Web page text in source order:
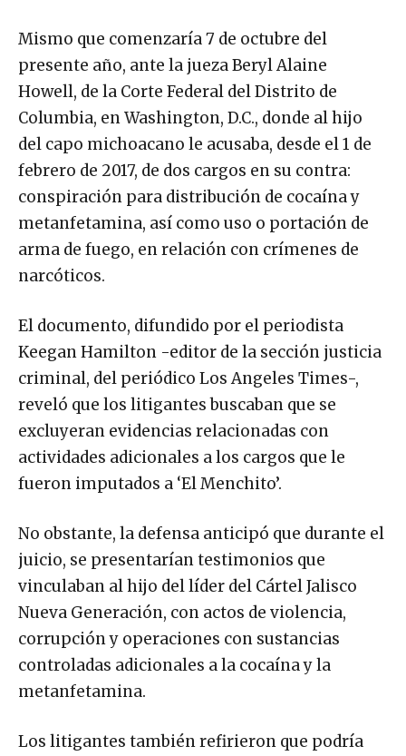
Mismo que comenzaría 7 de octubre del
presente año, ante la jueza Beryl Alaine
Howell, de la Corte Federal del Distrito de
Columbia, en Washington, D.C., donde al hijo
del capo michoacano le acusaba, desde el 1 de
febrero de 2017, de dos cargos en su contra:
conspiración para distribución de cocaína y
metanfetamina, así como uso o portación de
arma de fuego, en relación con crímenes de
narcóticos.
El documento, difundido por el periodista
Keegan Hamilton -editor de la sección justicia
criminal, del periódico Los Angeles Times-,
reveló que los litigantes buscaban que se
excluyeran evidencias relacionadas con
actividades adicionales a los cargos que le
fueron imputados a ‘El Menchito’.
No obstante, la defensa anticipó que durante el
juicio, se presentarían testimonios que
vinculaban al hijo del líder del Cártel Jalisco
Nueva Generación, con actos de violencia,
corrupción y operaciones con sustancias
controladas adicionales a la cocaína y la
metanfetamina.
Los litigantes también refirieron que podría